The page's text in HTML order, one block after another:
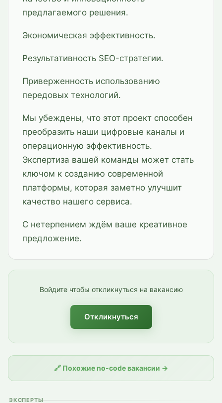
предлагаемого решения.
Экономическая эффективность.
Результативность SEO-стратегии.
Приверженность использованию
передовых технологий.
Мы убеждены, что этот проект способен
преобразить наши цифровые каналы и
операционную эффективность.
Экспертиза вашей команды может стать
ключом к созданию современной
платформы, которая заметно улучшит
качество нашего сервиса.
С нетерпением ждём ваше креативное
предложение.
Войдите чтобы откликнуться на вакансию
Откликнуться
🔗 Похожие no-code вакансии →
ЭКСПЕРТЫ